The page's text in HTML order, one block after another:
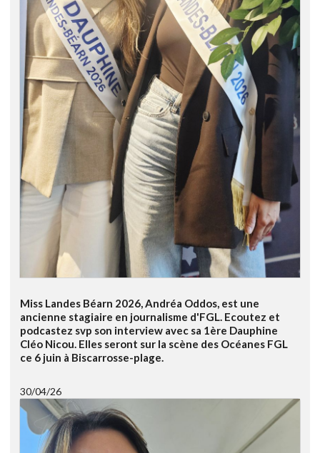
Miss Landes Béarn 2026, Andréa Oddos, est une
ancienne stagiaire en journalisme d'FGL. Ecoutez et
podcastez svp son interview avec sa 1ère Dauphine
Cléo Nicou. Elles seront sur la scène des Océanes FGL
ce 6 juin à Biscarrosse-plage.
30/04/26